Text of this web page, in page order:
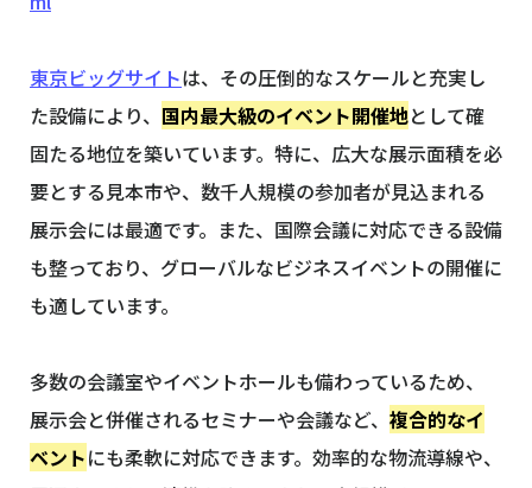
東京ビッグサイトは、その圧倒的なスケールと充実し
た設備により、 国内最大級のイベント開催地として確
固たる地位を築いています。特に、広大な展示面積を必
要とする見本市や、数千人規模の参加者が見込まれる
展示会には最適です。また、国際会議に対応できる設備
も整っており、グローバルなビジネスイベントの開催に
も適しています。
多数の会議室やイベントホールも備わっているため、
展示会と併催されるセミナーや会議など、 複合的なイ
ベントにも柔軟に対応できます。効率的な物流導線や、